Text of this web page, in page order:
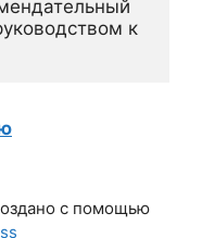
к
с помощью